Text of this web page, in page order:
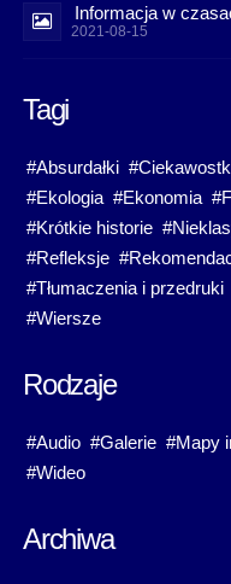
Informacja w
2021-08-15
Tagi
#Absurdałki
#Ekologia #Ekonomia
#Krótkie historie
#Refleksje
#Tłumaczenia i przedruki
#Wiersze
Rodzaje
#Audio #Galerie #Mapy
#Wideo
Archiwa